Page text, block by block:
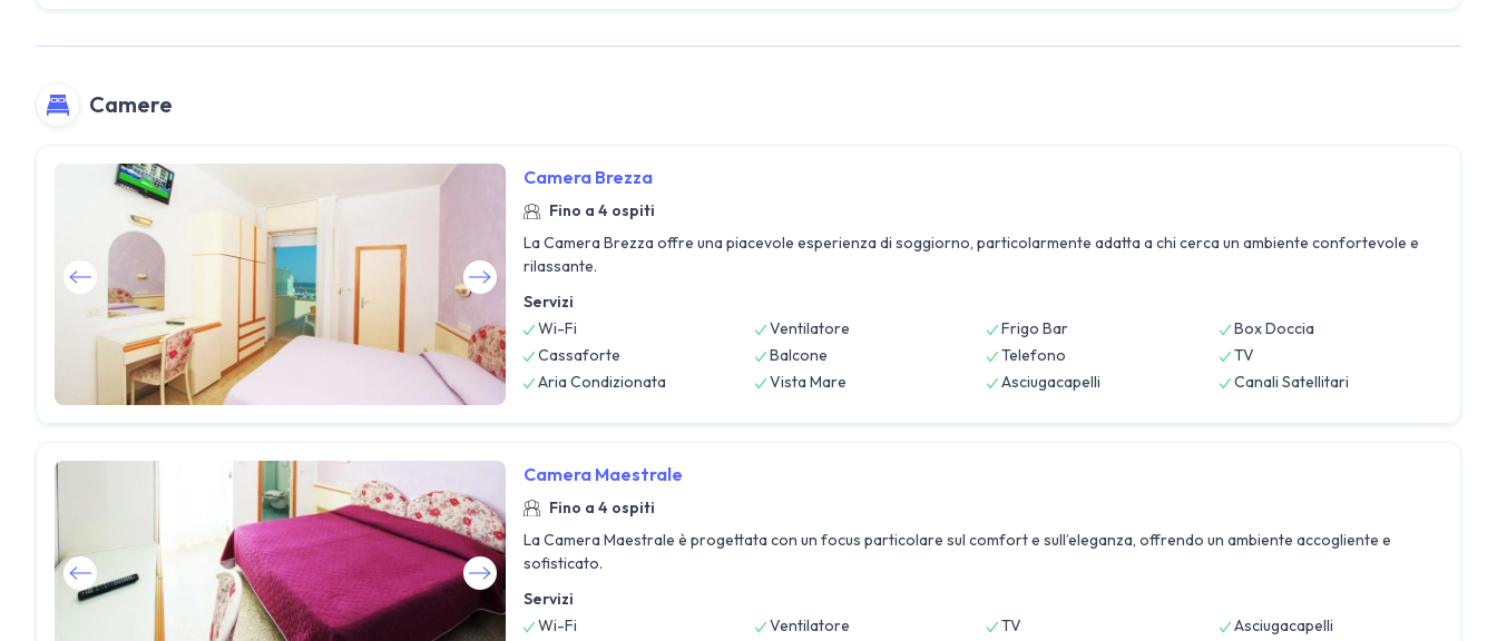
Camere
Camera Brezza
Fino a 4 ospiti
La Camera Brezza offre una piacevole esperienza di soggiorno, particolarmente adatta a chi cerca un ambiente confortevole e
rilassante.
Servizi
Wi-Fi
Ventilatore Frigo Bar
Box Doccia
Cassaforte
Balcone Telefono
TV
Aria Condizionata
Vista Mare Asciugacapelli Canali Satellitari
Camera Maestrale
Fino a 4 ospiti
La Camera Maestrale è progettata con un focus particolare sul comfort e sull’eleganza, offrendo un ambiente accogliente e
sofisticato.
Servizi
Wi-Fi
Ventilatore TV
Asciugacapelli